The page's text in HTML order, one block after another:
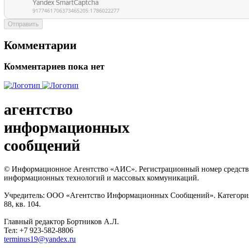
Отправить
Комментарии
Комментариев пока нет
агентство
информационных
сообщений
© Информационное Агентство «АИС». Регистрационный номер
информационных технологий и массовых коммуникаций.
Учредитель: ООО «Агентство Информационных Сообщений».
88, кв. 104.
Главный редактор Бортников А.Л.
Тел: +7 923-582-8806
terminus19@yandex.ru